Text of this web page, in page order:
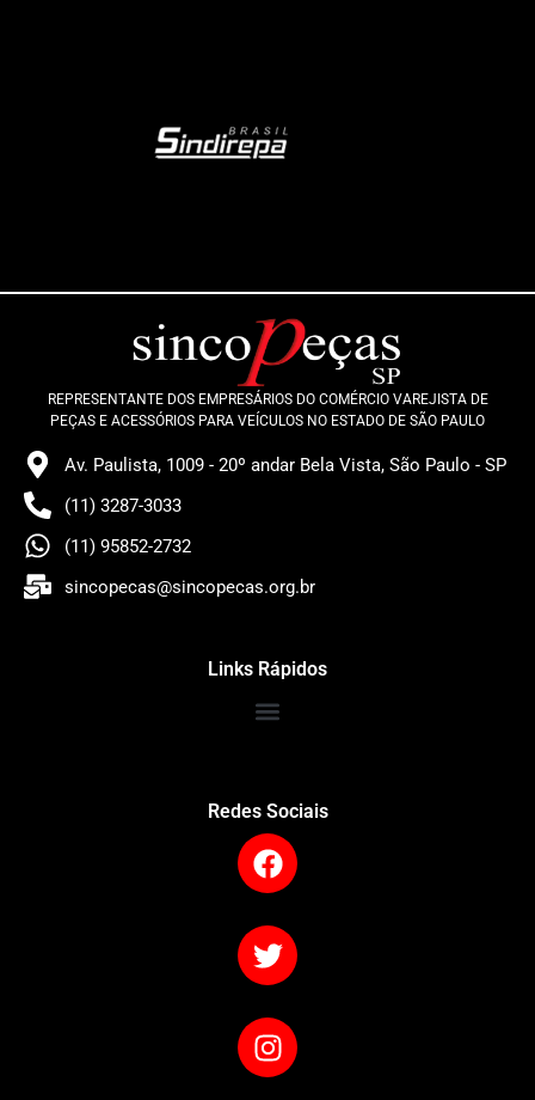
REPRESENTANTE DOS EMPRESÁRIOS DO COMÉRCIO VAREJISTA DE
PEÇAS E ACESSÓRIOS PARA VEÍCULOS NO ESTADO DE SÃO PAULO
Av. Paulista, 1009 - 20º andar Bela Vista, São Paulo - SP
(11) 3287-3033
(11) 95852-2732
sincopecas@sincopecas.org.br
Links Rápidos
Redes Sociais